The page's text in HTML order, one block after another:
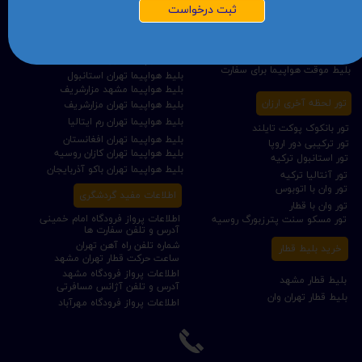
تور ترکیبی دور اروپا
بلیط هواپیما تهران مزارشریف
بلیط هواپیما تهران افغانستان
بلیط هواپیما مشهد مزارشریف
بلیط قطار تهران وان
بلیط قطار مشهد
بلیط موقت هواپیما برای سفارت
بلیط هواپیما تهران رم ایتالیا
اطلاعات پرواز فرودگاه امام خمینی
بلیط هواپیما تهران دبی
بلیط هواپیما تهران باکو آذربایجان
بلیط هواپیما تهران استانبول
بلیط هواپیما تهران کازان روسیه
تور آنتالیا ترکیه
تور استانبول ترکیه
تور مسکو سنت پترزبورگ روسیه
تور وان با قطار
تور بانکوک پوکت تایلند
تور وان با اتوبوس
ساعت حرکت قطار تهران مشهد
خرید بلیط قطار
تور لحظه آخری ارزان
شماره تلفن راه آهن تهران
اطلاعات پرواز فرودگاه مهرآباد
اطلاعات پرواز فرودگاه مشهد
آدرس و تلفن سفارت ها
آدرس و تلفن آژانس مسافرتی
اطلاعات مفید گردشگری
ثبت درخواست